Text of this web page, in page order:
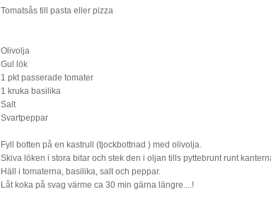
Tomatsås till pasta eller pizza
Olivolja
Gul lök
1 pkt passerade tomater
1 kruka basilika
Salt
Svartpeppar
Fyll botten på en kastrull (tjockbottnad ) med olivolja.
Skiva löken i stora bitar och stek den i oljan tills pyttebrunt runt
Häll i tomaterna, basilika, salt och peppar.
Låt koka på svag värme ca 30 min gärna längre....!